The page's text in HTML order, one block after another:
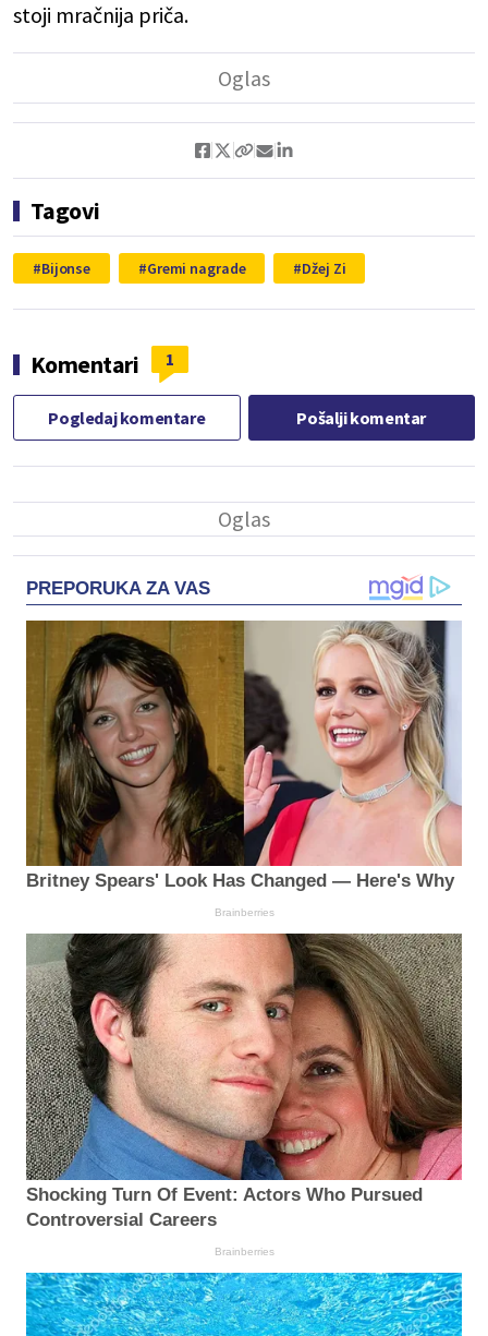
stoji mračnija priča.
Tagovi
Bijonse Gremi nagrade Džej Zi
Komentari 1
Pogledaj komentare Pošalji komentar
PREPORUKA ZA VAS
Britney Spears' Look Has Changed — Here's Why
Brainberries
Shocking Turn Of Event: Actors Who Pursued
Controversial Careers
Brainberries